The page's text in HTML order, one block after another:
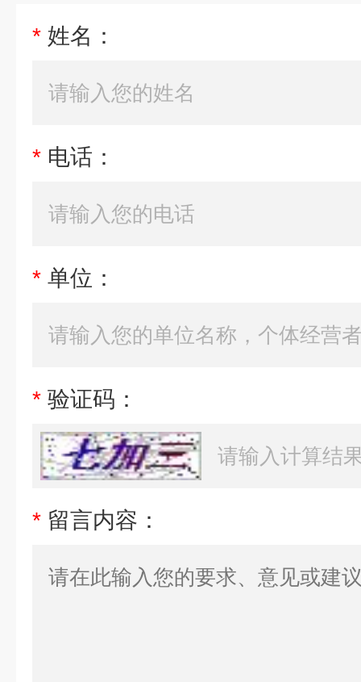
* 姓名：
* 电话：
* 单位：
* 验证码：
* 留言内容：